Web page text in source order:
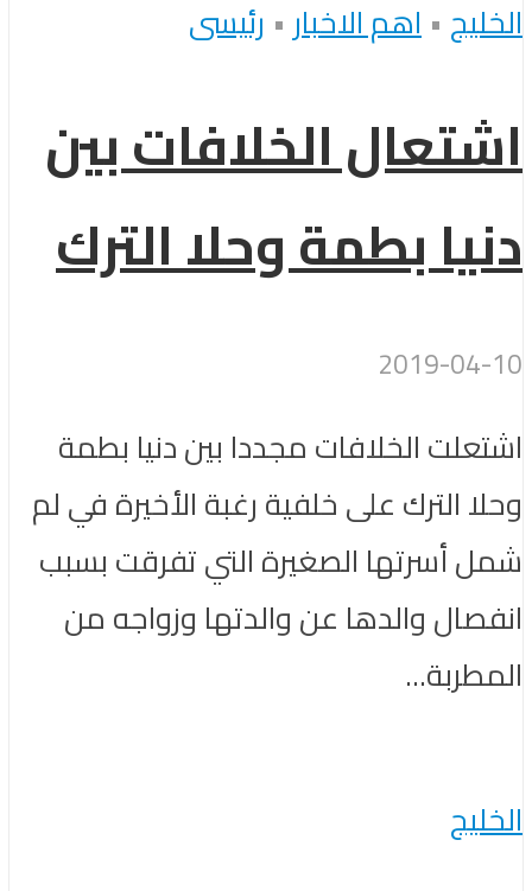
الخليج •اهم الاخبار• رئيسى
اشتعال الخلافات بين
دنيا بطمة وحلا الترك
2019-04-10
اشتعلت الخلافات مجددا بين دنيا بطمة
وحلا الترك على خلفية رغبة الأخيرة في لم
شمل أسرتها الصغيرة التي تفرقت بسبب
انفصال والدها عن والدتها وزواجه من
المطربة...
الخليج